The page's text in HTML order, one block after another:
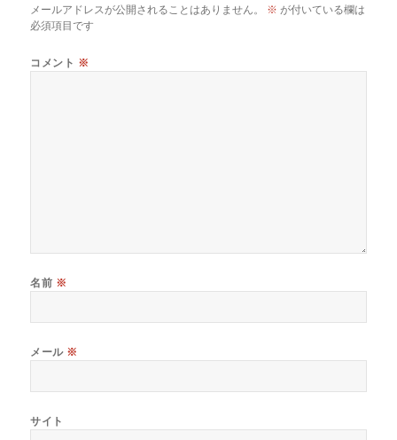
メールアドレスが公開されることはありません。 ※ が付いている欄は
必須項目です
コメント ※
名前 ※
メール ※
サイト